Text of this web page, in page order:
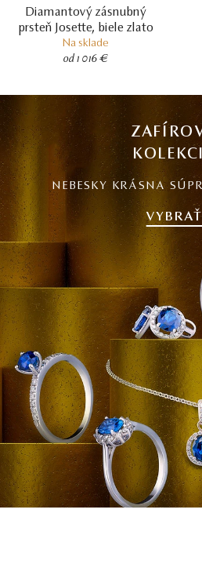
Diamantový zásnubný
prsteň Josette, biele zlato
Na sklade
od 1 016 €
NEBESKY KRÁSNA
VYBRAŤ